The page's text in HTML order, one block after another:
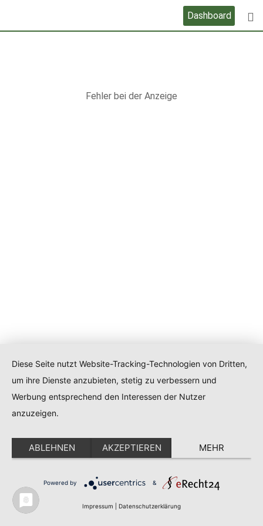
Dashboard
Fehler bei der Anzeige
Diese Seite nutzt Website-Tracking-Technologien von Dritten,
um ihre Dienste anzubieten, stetig zu verbessern und
Werbung entsprechend den Interessen der Nutzer
anzuzeigen.
ABLEHNEN AKZEPTIEREN MEHR
Powered by &
Impressum Datenschutzerklärung